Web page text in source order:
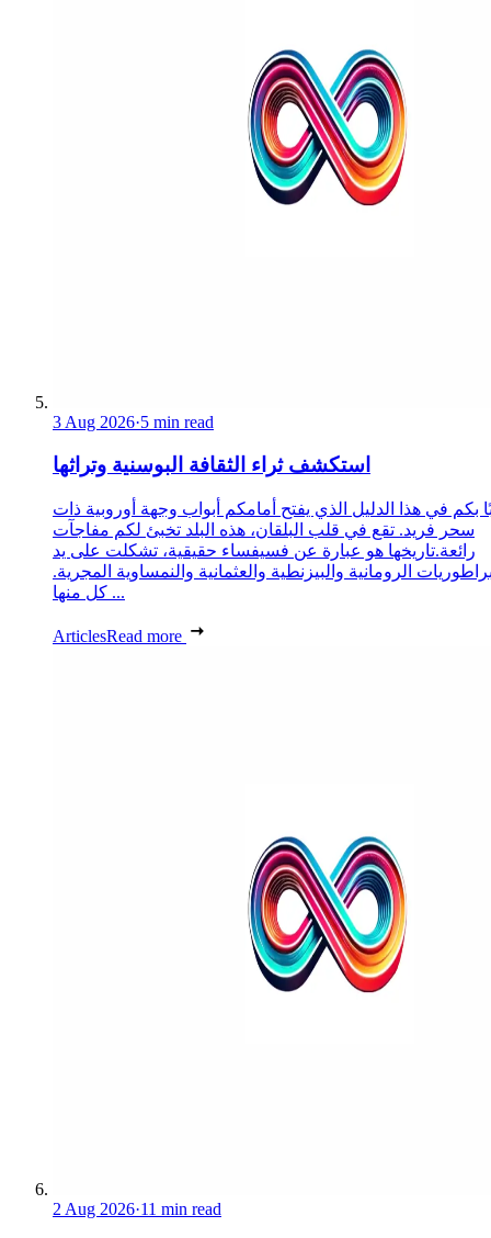
3 Aug 2026·5 min read
استكشف ثراء الثقافة البوسنية وتراثها
بكم في هذا الدليل الذي يفتح أمامكم أبواب وجهة أوروبية ذات
سحر فريد. تقع في قلب البلقان، هذه البلد تخبئ لكم مفاجآت
رائعة.تاريخها هو عبارة عن فسيفساء حقيقية، تشكلت على يد
الرومانية والبيزنطية والعثمانية والنمساوية المجرية.
كل منها ...
ArticlesRead more
2 Aug 2026·11 min read